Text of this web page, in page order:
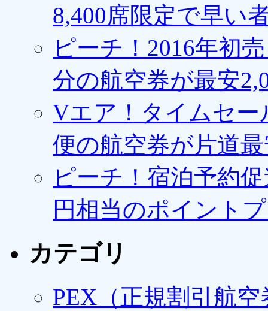
8,400席限定で早い
ピーチ！2016年初
分の航空券が最安
Vエア！タイムセー
便の航空券が片道最
ピーチ！宿泊予約
円相当のポイント
カテゴリ
PEX（正規割引航空